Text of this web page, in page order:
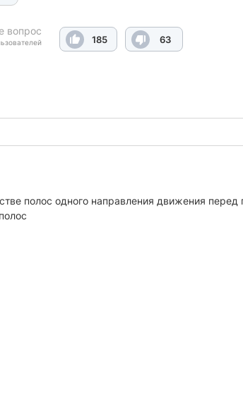
вопрос
185 63
полос одного направления движения